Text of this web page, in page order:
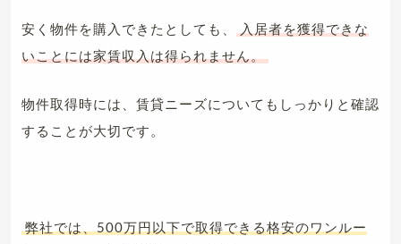
安く物件を購入できたとしても、
入居者を獲得できな
いことには家賃収入は得られません。
物件取得時には、賃貸ニーズについてもしっかりと確認
することが大切です。
弊社では、500万円以下で取得できる格安のワンルー